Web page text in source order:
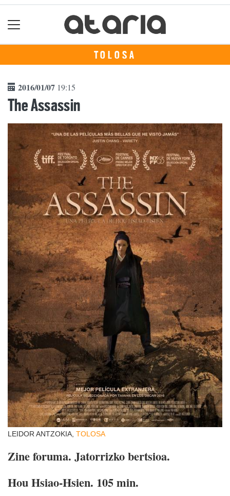
TOLOSA
2016/01/07 19:15
The Assassin
LEIDOR ANTZOKIA, TOLOSA
Zine foruma. Jatorrizko bertsioa.
Hou Hsiao-Hsien. 105 min.